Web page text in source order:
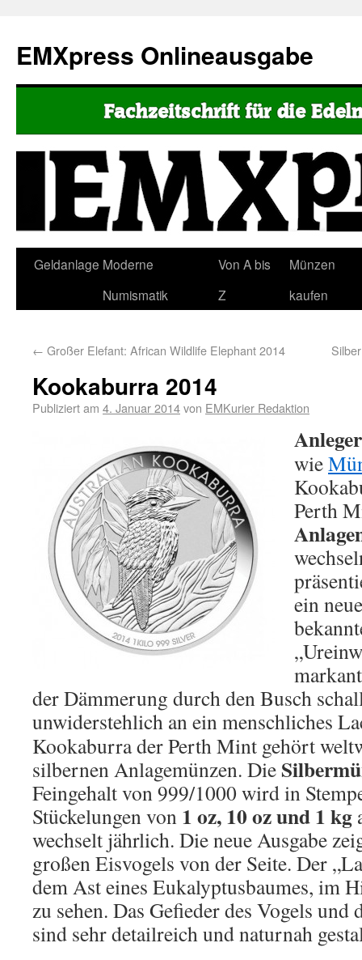
EMXpress Onlineausgabe
Geldanlage Moderne
Numismatik
Von A bis
Z
Münzen
kaufen
← Großer Elefant: African Wildlife Elephant 2014
Kookaburra 2014
Publiziert am 4. Januar 2014von EMKurier Redaktion
Anleger
wie
Perth
ein
der Dämmerung durch den Busch
unwiderstehlich an ein menschliches
Kookaburra der Perth Mint gehört
silbernen Anlagemünzen. Die
Feingehalt von 999/1000 wird in
Stückelungen von 1 oz, 10 oz und 1 kg
wechselt jährlich. Die neue Ausgabe
großen Eisvogels von der Seite. Der
dem Ast eines Eukalyptusbaumes, im
zu sehen. Das Gefieder des Vogels und
sind sehr detailreich und naturnah